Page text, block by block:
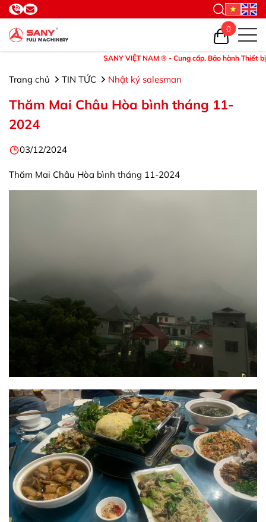
SANY VIỆT NAM ® - Cung cấp, Bảo hành Thiết bị và
0
Trang chủ TIN TỨC Nhật ký salesman
Thăm Mai Châu Hòa bình tháng 11-
2024
03/12/2024
Thăm Mai Châu Hòa bình tháng 11-2024